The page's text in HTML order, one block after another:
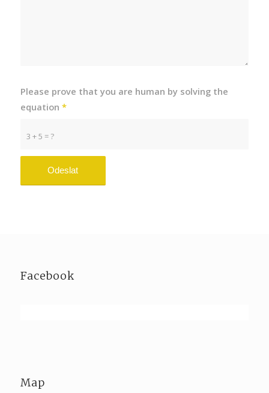
3 + 5 = ?
Please prove that you are human by solving the
equation *
Facebook
Map